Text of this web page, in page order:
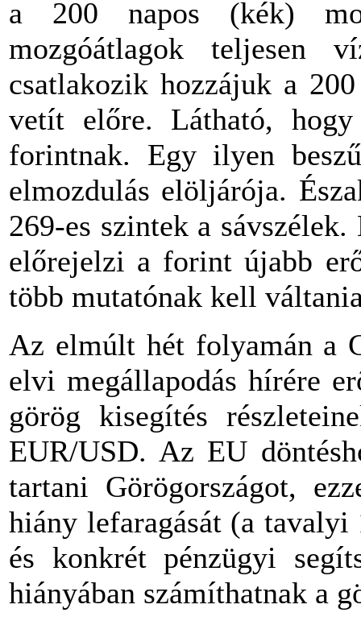
a 200 napos (kék)
mozgóátlagok teljesen
csatlakozik hozzájuk a
vetít előre. Látható,
forintnak. Egy ilyen
elmozdulás elöljárója.
269-es szintek a
előrejelzi a forint újabb
több mutatónak kell
Az elmúlt hét folyamán a
elvi megállapodás hírére
görög kisegítés
EUR/USD. Az EU
tartani Görögországot,
hiány lefaragását (a tavalyi
és konkrét pénzügyi
hiányában számíthatnak a